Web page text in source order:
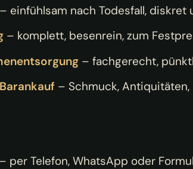
– einfühlsam nach Todesfall, diskret
– komplett, besenrein, zum
– fachgerecht,
– Schmuck, Antiquitäten,
– per Telefon, WhatsApp oder